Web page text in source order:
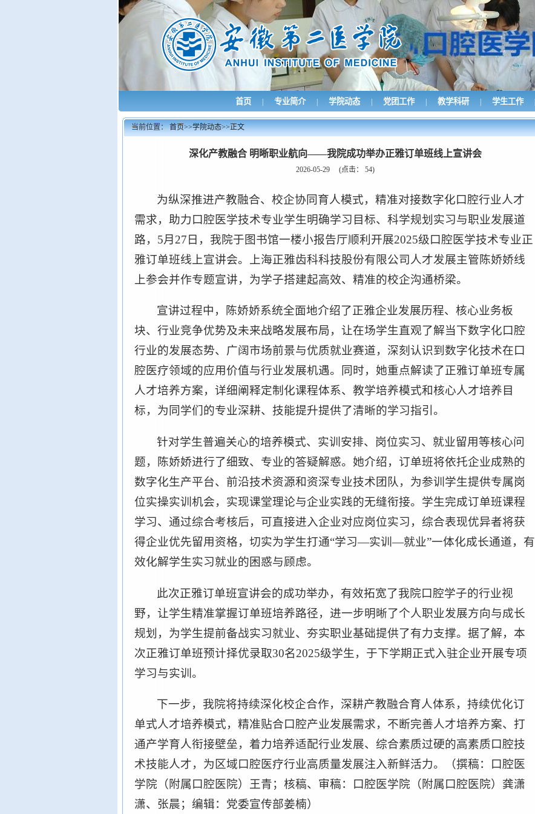
首页 专业简介 学院动态 党团工作 教学科研 学生工作
当前位置：首页>>学院动态>>正文
深化产教融合 明晰职业航向——我院成功举办正雅订单班线上宣讲会
2026-05-29 (点击： 54)
为纵深推进产教融合、校企协同育人模式，精准对接数字化口腔行业人才
需求，助力口腔医学技术专业学生明确学习目标、科学规划实习与职业发展道
路，5月27日，我院于图书馆一楼小报告厅顺利开展2025级口腔医学技术专业正
雅订单班线上宣讲会。上海正雅齿科科技股份有限公司人才发展主管陈娇娇线
上参会并作专题宣讲，为学子搭建起高效、精准的校企沟通桥梁。
宣讲过程中，陈娇娇系统全面地介绍了正雅企业发展历程、核心业务板
块、行业竞争优势及未来战略发展布局，让在场学生直观了解当下数字化口腔
行业的发展态势、广阔市场前景与优质就业赛道，深刻认识到数字化技术在口
腔医疗领域的应用价值与行业发展机遇。同时，她重点解读了正雅订单班专属
人才培养方案，详细阐释定制化课程体系、教学培养模式和核心人才培养目
标，为同学们的专业深耕、技能提升提供了清晰的学习指引。
针对学生普遍关心的培养模式、实训安排、岗位实习、就业留用等核心问
题，陈娇娇进行了细致、专业的答疑解惑。她介绍，订单班将依托企业成熟的
数字化生产平台、前沿技术资源和资深专业技术团队，为参训学生提供专属岗
位实操实训机会，实现课堂理论与企业实践的无缝衔接。学生完成订单班课程
学习、通过综合考核后，可直接进入企业对应岗位实习，综合表现优异者将获
得企业优先留用资格，切实为学生打通“学习—实训—就业”一体化成长通道，有
效化解学生实习就业的困惑与顾虑。
此次正雅订单班宣讲会的成功举办，有效拓宽了我院口腔学子的行业视
野，让学生精准掌握订单班培养路径，进一步明晰了个人职业发展方向与成长
规划，为学生提前备战实习就业、夯实职业基础提供了有力支撑。据了解，本
次正雅订单班预计择优录取30名2025级学生，于下学期正式入驻企业开展专项
学习与实训。
下一步，我院将持续深化校企合作，深耕产教融合育人体系，持续优化订
单式人才培养模式，精准贴合口腔产业发展需求，不断完善人才培养方案、打
通产学育人衔接壁垒，着力培养适配行业发展、综合素质过硬的高素质口腔技
术技能人才，为区域口腔医疗行业高质量发展注入新鲜活力。（撰稿：口腔医
学院（附属口腔医院）王青；核稿、审稿：口腔医学院（附属口腔医院）龚潇
潇、张晨；编辑：党委宣传部姜楠）